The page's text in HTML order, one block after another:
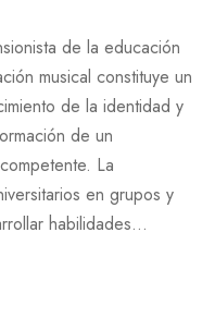
de la educación
musical constituye un
de la identidad y
de un
La
en grupos y
habilidades...